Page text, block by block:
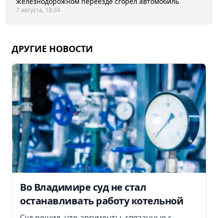
7 августа, 18:34
ДРУГИЕ НОВОСТИ
Во Владимире суд не стал
останавливать работу котельной